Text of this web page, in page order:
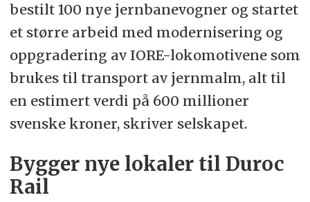
bestilt 100 nye jernbanevogner og startet
et større arbeid med modernisering og
oppgradering av IORE-lokomotivene som
brukes til transport av jernmalm, alt til
en estimert verdi på 600 millioner
svenske kroner, skriver selskapet.
Bygger nye lokaler til Duroc
Rail